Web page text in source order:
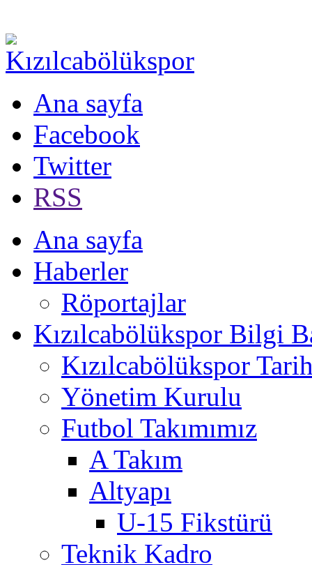
Ana sayfa
Facebook
Twitter
RSS
Ana sayfa
Haberler
Röportajlar
Kızılcabölükspor Bilgi
Kızılcabölükspor
Yönetim Kurulu
Futbol Takımımız
A Takım
Altyapı
U-15 Fikstürü
Teknik Kadro